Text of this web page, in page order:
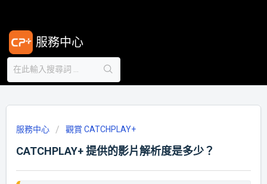
服務中心
服務中心 觀賞 CATCHPLAY+
CATCHPLAY+ 提供的影片解析度是多少？